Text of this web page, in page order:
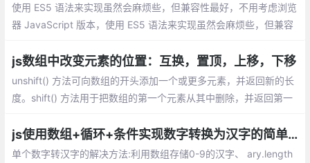
使用 ES5 语法来实现虽然会麻烦些，但兼容性最好，不用考虑浏览
器 JavaScript 版本，使用 ES5 语法来实现虽然会麻烦些，但兼容
方库。
js数组中改变元素的位置：互换，置顶，上移，下移
unshift() 方法可向数组的开头添加一个或更多元素，并返回新的长
度。shift() 方法用于把数组的第一个元素从其中删除，并返回第一
素
js使用数组+循环+条件实现数字转换为汉字的简单方法。
单个数字转汉字的解决方法:利用数组存储0-9的汉字、 ary.length